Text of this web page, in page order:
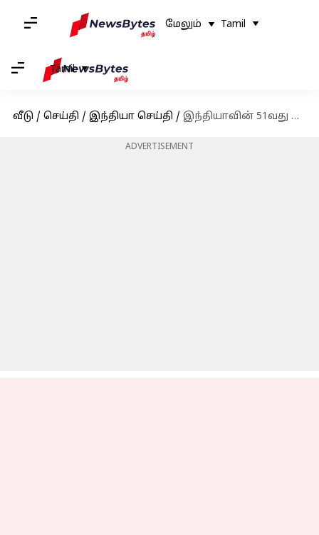
மேலும் Tamil
Tamil
வீடு / செய்தி / இந்தியா செய்தி / இந்தியாவின் 51வது தலைமை நீதிபதியாக இன்று பதவியேற்கிறார் நீதிபதி சஞ்சீவ் கண்ணா
ADVERTISEMENT